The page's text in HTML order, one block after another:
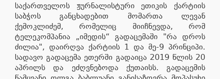
საქართველოს ჟურნალისტური ეთიკის ქარტიის
საბჭოს განცხადებით მომართა ლევან
ქემოკლიძემ, რომელიც მიიჩნევდა, რომ
ტელეკომპანია „იმედის“ გადაცემაში "რა დროს
ძილია", დაირღვა ქარტიის 1 და მე-9 პრინციპი.
სადავო გადაცემა ეთერში გადაიცა 2019 წლის 20
აპრილს და ეძღვნებოდა ქუთაისს. გადაცემის